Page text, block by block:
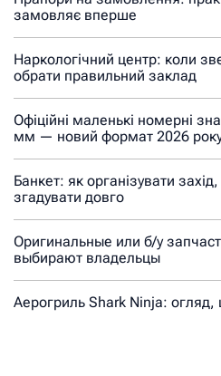
замовляє вперше
Наркологічний центр: коли
обрати правильний заклад
Офіційні маленькі номерні
мм — новий формат 2026
Банкет: як організувати
згадувати довго
Оригинальные или б/у
выбирают владельцы
Аерогриль Shark Ninja: огляд,